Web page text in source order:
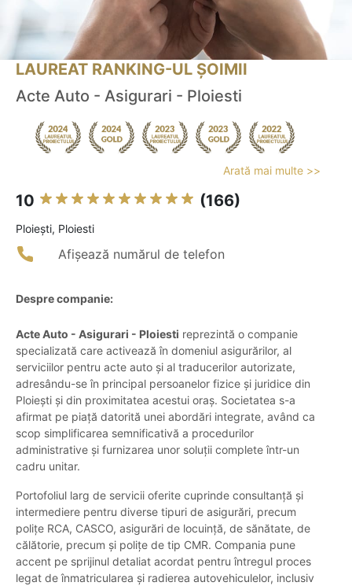
LAUREAT RANKING-UL ȘOIMII
Acte Auto - Asigurari - Ploiesti
Arată mai multe >>
10 (166)
Ploieşti, Ploiesti
Afișează numărul de telefon
Despre companie:
Acte Auto - Asigurari - Ploiesti reprezintă o companie
specializată care activează în domeniul asigurărilor, al
serviciilor pentru acte auto și al traducerilor autorizate,
adresându-se în principal persoanelor fizice și juridice din
Ploiești și din proximitatea acestui oraș. Societatea s-a
afirmat pe piață datorită unei abordări integrate, având ca
scop simplificarea semnificativă a procedurilor
administrative și furnizarea unor soluții complete într-un
cadru unitar.
Portofoliul larg de servicii oferite cuprinde consultanță și
intermediere pentru diverse tipuri de asigurări, precum
polițe RCA, CASCO, asigurări de locuință, de sănătate, de
călătorie, precum și polițe de tip CMR. Compania pune
accent pe sprijinul detaliat acordat pentru întregul proces
legat de înmatricularea și radierea autovehiculelor, inclusiv